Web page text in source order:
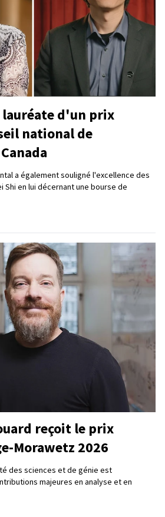
lauréate d'un prix
national de
a également souligné l'excellence des
Shi en lui décernant une bourse de
reçoit le prix
Morawetz 2026
des sciences et de génie est
majeures en analyse et en